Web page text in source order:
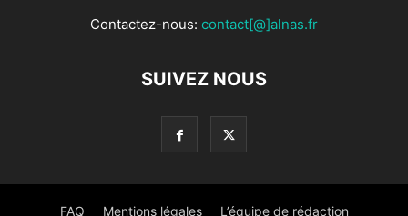
Contactez-nous: contact[@]alnas.fr
SUIVEZ NOUS
FAQ Mentions légales L’équipe de rédaction